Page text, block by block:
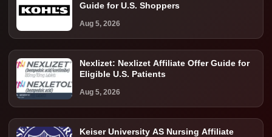
Guide for U.S. Shoppers
Aug 5, 2026
Nexlizet: Nexlizet Affiliate Offer Guide for
Eligible U.S. Patients
Aug 5, 2026
Keiser University AS Nursing Affiliate